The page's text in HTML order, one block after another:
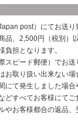
post）にてお送り
品、2,500円（税別）
負担となります。
スピード郵便）でお送
お取り扱い出来ない場
にて発生しました場
どすべてお客様にてご
やお客様都合の返品